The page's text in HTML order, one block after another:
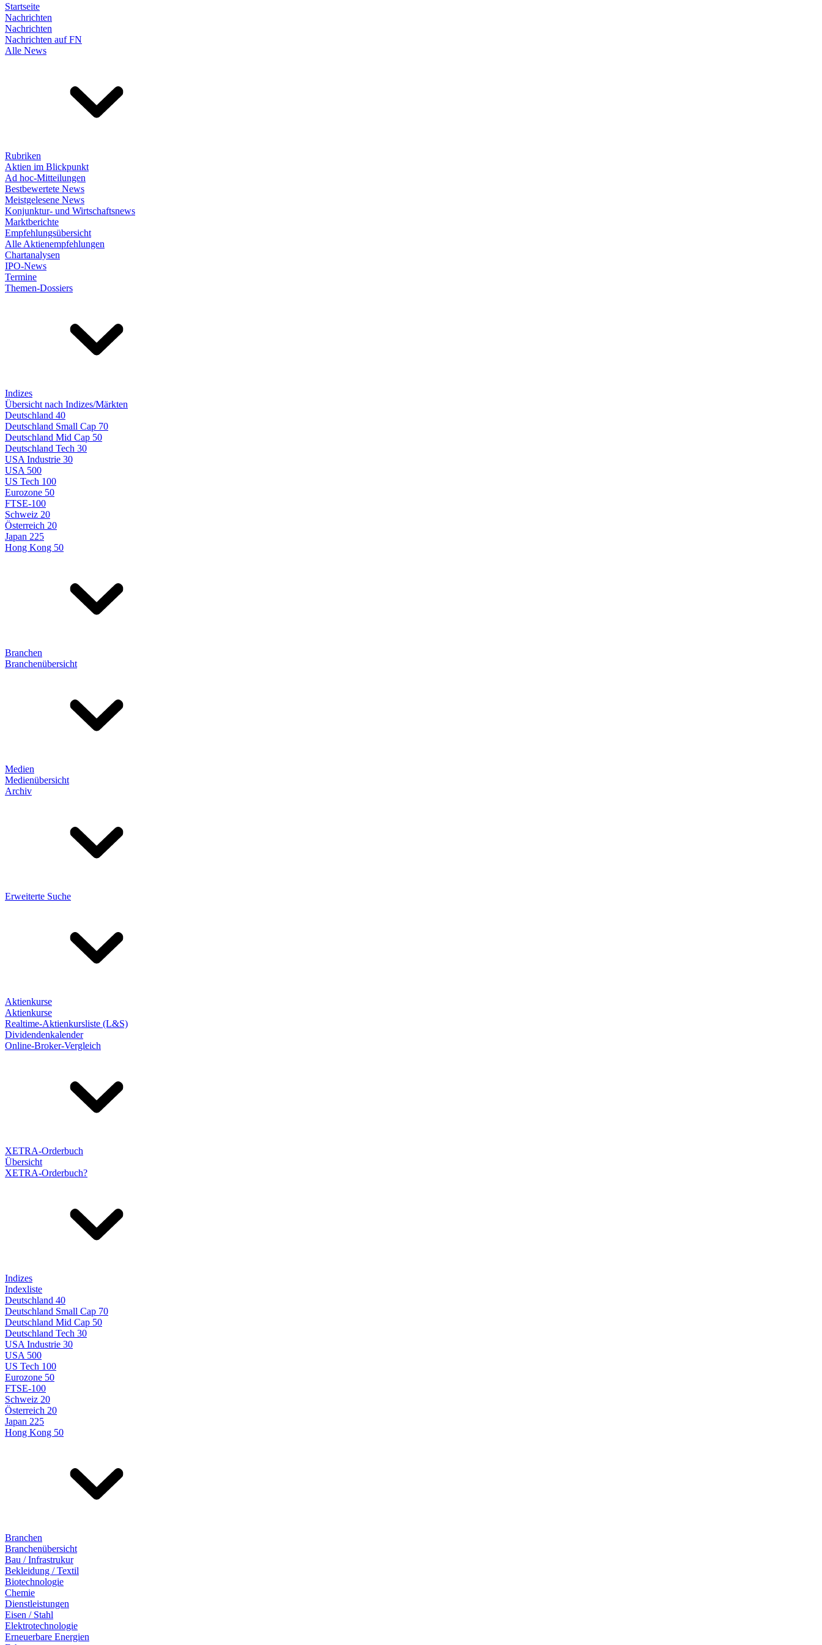
Startseite
Nachrichten
Nachrichten
Nachrichten auf FN
Alle News
Rubriken
Aktien im Blickpunkt
Ad hoc-Mitteilungen
Bestbewertete News
Meistgelesene News
Konjunktur- und Wirtschaftsnews
Marktberichte
Empfehlungsübersicht
Alle Aktienempfehlungen
Chartanalysen
IPO-News
Termine
Themen-Dossiers
Indizes
Übersicht nach Indizes/Märkten
Deutschland 40
Deutschland Small Cap 70
Deutschland Mid Cap 50
Deutschland Tech 30
USA Industrie 30
USA 500
US Tech 100
Eurozone 50
FTSE-100
Schweiz 20
Österreich 20
Japan 225
Hong Kong 50
Branchen
Branchenübersicht
Medien
Medienübersicht
Archiv
Erweiterte Suche
Aktienkurse
Aktienkurse
Realtime-Aktienkursliste (L&S)
Dividendenkalender
Online-Broker-Vergleich
XETRA-Orderbuch
Übersicht
XETRA-Orderbuch?
Indizes
Indexliste
Deutschland 40
Deutschland Small Cap 70
Deutschland Mid Cap 50
Deutschland Tech 30
USA Industrie 30
USA 500
US Tech 100
Eurozone 50
FTSE-100
Schweiz 20
Österreich 20
Japan 225
Hong Kong 50
Branchen
Branchenübersicht
Bau / Infrastrukur
Bekleidung / Textil
Biotechnologie
Chemie
Dienstleistungen
Eisen / Stahl
Elektrotechnologie
Erneuerbare Energien